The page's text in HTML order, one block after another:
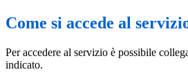
Come si accede al
Per accedere al servizio è possibile
indicato.